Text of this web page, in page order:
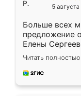
5
Больше всех
предложение
Елены
короткие
для замера
предложил по
Читать полностью